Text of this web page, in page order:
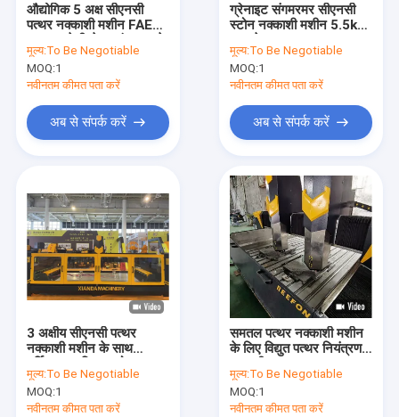
उत्पादों
वीआर दिखाएँ
हमारे बारे में
गुणवत्ता नियंत्रण
संपर्क करें
औद्योगिक 5 अक्ष सीएनसी
पत्थर नक्काशी मशीन FAEM-
लिए 3 डी बुद्ध मानव आकृति
और स्मारक मूर्तिकला
मूल्य:To Be Negotiable
MOQ:1
नवीनतम कीमत पता करें
अब से संपर्क करें
ग्रेनाइट संगमरमर सीएनसी
स्टोन नक्काशी मशीन 5.5kw
मूल्य:To Be Negotiable
MOQ:1
नवीनतम कीमत पता करें
अब से संपर्क करें
3 अक्षीय सीएनसी पत्थर
नक्काशी मशीन के साथ
सुव्यवस्थित करें
मूल्य:To Be Negotiable
MOQ:1
नवीनतम कीमत पता करें
समतल पत्थर नक्काशी मशीन
के लिए विद्युत पत्थर नियंत्रण
मूल्य:To Be Negotiable
MOQ:1
नवीनतम कीमत पता करें